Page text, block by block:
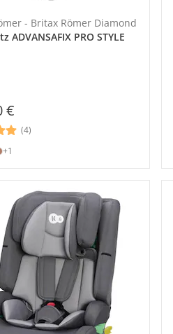
- Britax Römer Diamond
ADVANSAFIX PRO STYLE
€
(4)
+1